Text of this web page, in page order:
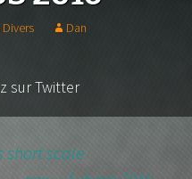
Divers Dan
sur Twitter
short scale